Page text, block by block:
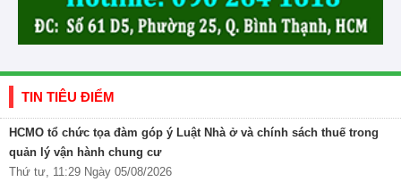
TIN TIÊU ĐIỂM
HCMO tổ chức tọa đàm góp ý Luật Nhà ở và chính sách thuế trong
quản lý vận hành chung cư
Thứ tư, 11:29 Ngày 05/08/2026